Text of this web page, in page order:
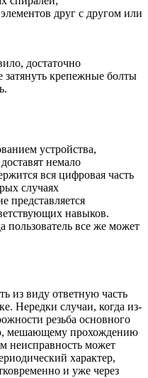
друг с другом или
достаточно
затянуть крепежные болты
устройства,
немало
вся цифровая часть
случаях
представляется
навыков.
пользователь все же может
из виду ответную часть
Нередки случаи, когда из-
резьба основного
мешающему прохождению
неисправность может
характер,
и уже через